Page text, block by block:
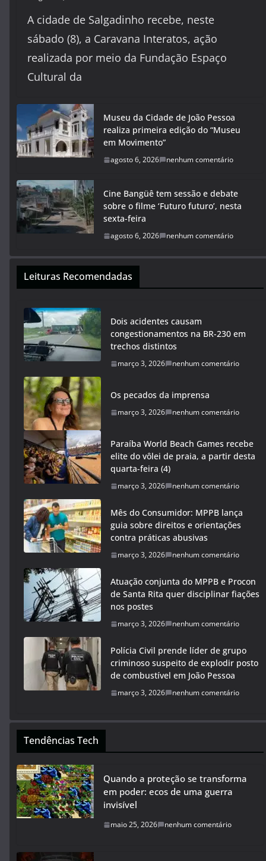
A cidade de Salgadinho recebe, neste
sábado (8), a Caravana Interatos, ação
realizada por meio da Fundação Espaço
Cultural da
Museu da Cidade de João Pessoa
realiza primeira edição do “Museu
em Movimento”
agosto 6, 2026 nenhum comentário
Cine Bangüê tem sessão e debate
sobre o filme ‘Futuro futuro’, nesta
sexta-feira
agosto 6, 2026 nenhum comentário
Leituras Recomendadas
Dois acidentes causam
congestionamentos na BR-230 em
trechos distintos
março 3, 2026 nenhum comentário
Os pecados da imprensa
março 3, 2026 nenhum comentário
Paraíba World Beach Games recebe
elite do vôlei de praia, a partir desta
quarta-feira (4)
março 3, 2026 nenhum comentário
Mês do Consumidor: MPPB lança
guia sobre direitos e orientações
contra práticas abusivas
março 3, 2026 nenhum comentário
Atuação conjunta do MPPB e Procon
de Santa Rita quer disciplinar fiações
nos postes
março 3, 2026 nenhum comentário
Polícia Civil prende líder de grupo
criminoso suspeito de explodir posto
de combustível em João Pessoa
março 3, 2026 nenhum comentário
Tendências Tech
Quando a proteção se transforma
em poder: ecos de uma guerra
invisível
maio 25, 2026 nenhum comentário